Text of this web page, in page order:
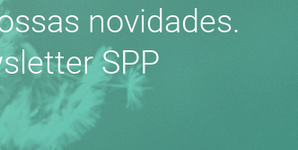
novidades.
SPP